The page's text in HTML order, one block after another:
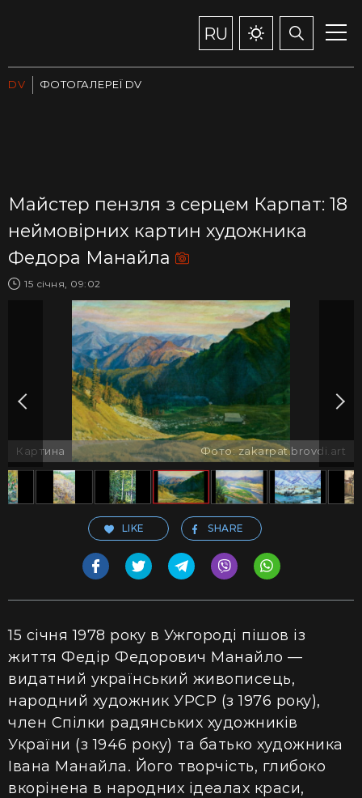
RU
DV ФОТОГАЛЕРЕЇ DV
Майстер пензля з серцем Карпат: 18
неймовірних картин художника
Федора Манайла
15 січня, 09:02
Картина Фото: zakarpat.brovdi.art
LIKE SHARE
15 січня 1978 року в Ужгороді пішов із
життя Федір Федорович Манайло —
видатний український живописець,
народний художник УРСР (з 1976 року),
член Спілки радянських художників
України (з 1946 року) та батько художника
Івана Манайла. Його творчість, глибоко
вкорінена в народних ідеалах краси,